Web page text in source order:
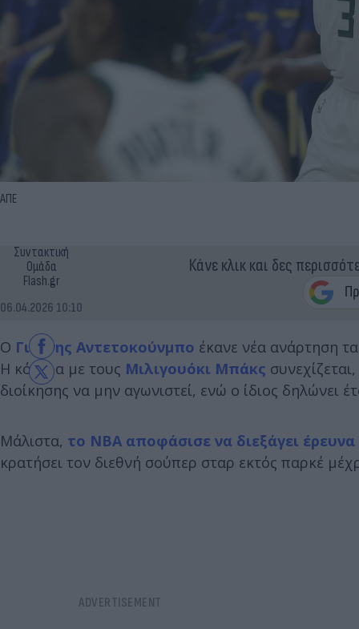
ΑΠΕ
Συντακτική
Ομάδα
Flash.gr
06.04.2026 10:10
Κάνε κλικ και δες
Ο Γιάννης Αντετοκούνμπο έκανε νέα ανάρτηση
Η κόντρα με τους Μιλιγουόκι Μπάκς
διοίκησης να μην αγωνιστεί, ενώ ο ίδιος δηλώνει
Μάλιστα, το NBA αποφάσισε να διεξάγει έρευνα
κρατήσει τον διεθνή σούπερ σταρ εκτός παρκέ